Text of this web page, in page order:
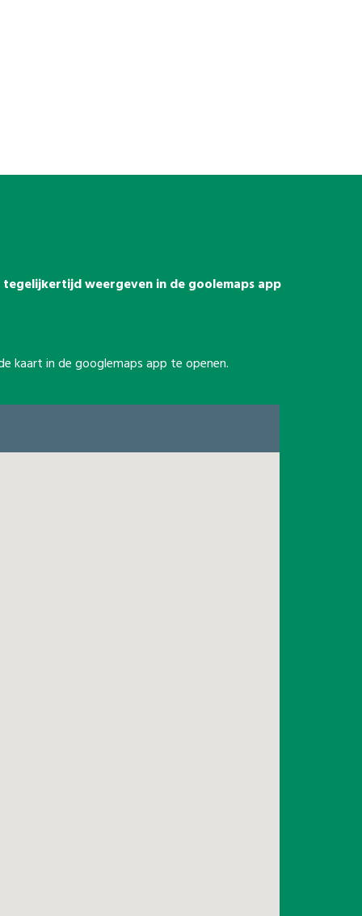
weergeven in de goolemaps app
kaart in de googlemaps app te openen.